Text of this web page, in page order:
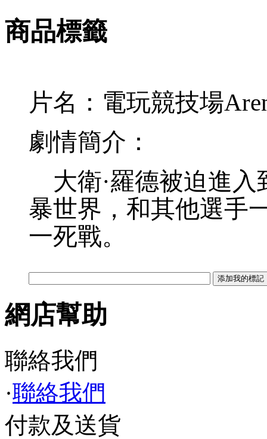
商品標籤
片名：電玩競技場
劇情簡介：
大衛·羅德被迫進入
暴世界，和其他選手
一死戰。
網店幫助
聯絡我們
·聯絡我們
付款及送貨